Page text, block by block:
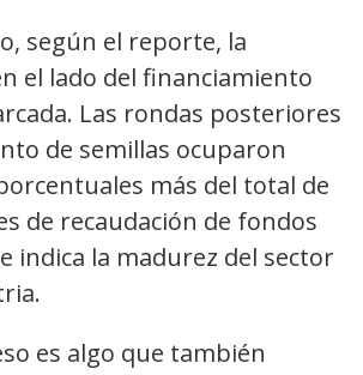
según el reporte, la
el lado del financiamiento
Las rondas posteriores
de semillas ocuparon
más del total de
de recaudación de fondos
indica la madurez del sector
es algo que también